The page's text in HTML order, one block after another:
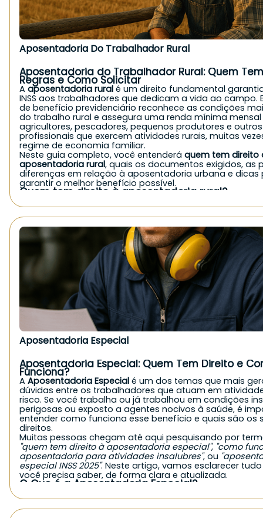
Aposentadoria Do Trabalhador Rural
Aposentadoria do Trabalhador Rural: Quem
Regras e Como Solicitar
A aposentadoria rural é um direito fundamental
INSS aos trabalhadores que dedicam a vida ao campo.
de benefício previdenciário reconhece as condições
do trabalho rural e assegura uma renda mínima
agricultores, pescadores, pequenos produtores e outros
profissionais que exercem atividades rurais, muitas
regime de economia familiar.
Neste guia completo, você entenderá quem tem direito
aposentadoria rural, quais os documentos exigidos, as
diferenças em relação à aposentadoria urbana e dicas
garantir o melhor benefício possível.
Quem tem direito à aposentadoria rural?
exerce atividade no campo, seja de forma autônoma,
como empregado. Veja quem pode solicitar:
Agricultores e agricultoras familiares;
Pequenos produtores rurais;
Pescadores artesanais;
Trabalhadores rurais parceiros, arrendatários ou
Cônjuges e filhos que trabalham no campo em
Indígenas que comprovem atividade rural;
Boias-frias e diaristas rurais, mediante comprovação.
É importante destacar que, mesmo sem carteira
contribuições diretas, quem atua em regime de
pode ter direito ao benefício, desde que comprove a
Quais são os requisitos da aposentadoria rural?
Para solicitar a aposentadoria rural ao INSS, é
Idade mínima:
60 anos para homens
55 anos para mulheres
Tempo mínimo de atividade:
Pelo menos15 anos de atividade ruralcomprovada.
Para empregados rurais com carteira assinada, o
contribuição ao INSS também deve somar 15 anos.
Comprovação contínua:
A atividade rural deve ter sido exercida
intermitente, nos últimos anos, sem que haja vínculo
predominante nesse período.
Quais documentos são aceitos como prova da
atividade rural?
Acomprovação da atividade ruralé essencial e pode
com documentos como:
Declarações emitidas por sindicatos rurais;
Notas fiscais de comercialização de produtos agrícolas;
Aposentadoria Especial
Aposentadoria Especial: Quem Tem Direito e
Funciona?
A Aposentadoria Especial é um dos temas que mais
dúvidas entre os trabalhadores que atuam em
risco. Se você trabalha ou já trabalhou em condições
perigosas ou exposto a agentes nocivos à saúde, é
entender como funciona esse benefício e quais são os
direitos.
Muitas pessoas chegam até aqui pesquisando por
"quem tem direito à aposentadoria especial", "como
aposentadoria para atividades insalubres", ou
especial INSS 2025". Neste artigo, vamos esclarecer
você precisa saber, de forma clara e atualizada.
O Que é a Aposentadoria Especial?
concedido ao trabalhador que exerceu atividades em
prejudiciais à saúde ou à integridade física. Ao